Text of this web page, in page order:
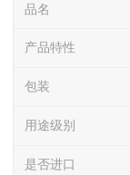
品名
产品特性
包装
用途级别
是否进口